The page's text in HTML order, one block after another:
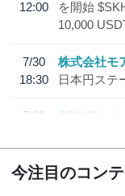
12:00
を開始
10,000
7/30
18:30
株式会社モ
日本円ステ
7/29
SBI VCト
今注目のコン